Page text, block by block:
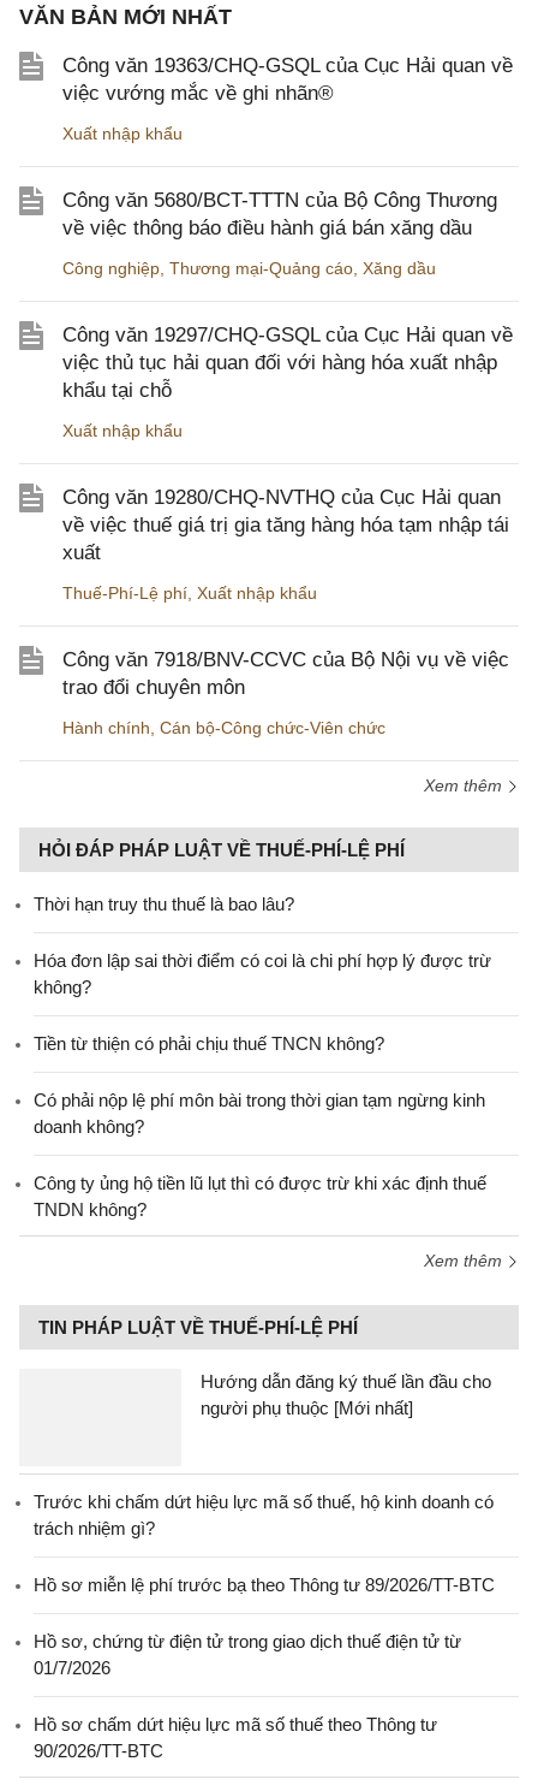
VĂN BẢN MỚI NHẤT
Công văn 19363/CHQ-GSQL của Cục Hải quan về
việc vướng mắc về ghi nhãn®
Xuất nhập khẩu
Công văn 5680/BCT-TTTN của Bộ Công Thương
về việc thông báo điều hành giá bán xăng dầu
Công nghiệp Thương mại-Quảng cáo Xăng dầu
Công văn 19297/CHQ-GSQL của Cục Hải quan về
việc thủ tục hải quan đối với hàng hóa xuất nhập
khẩu tại chỗ
Xuất nhập khẩu
Công văn 19280/CHQ-NVTHQ của Cục Hải quan
về việc thuế giá trị gia tăng hàng hóa tạm nhập tái
xuất
Thuế-Phí-Lệ phí Xuất nhập khẩu
Công văn 7918/BNV-CCVC của Bộ Nội vụ về việc
trao đổi chuyên môn
Hành chính Cán bộ-Công chức-Viên chức
Xem thêm
HỎI ĐÁP PHÁP LUẬT VỀ THUẾ-PHÍ-LỆ PHÍ
Thời hạn truy thu thuế là bao lâu?
Hóa đơn lập sai thời điểm có coi là chi phí hợp lý được trừ
không?
Tiền từ thiện có phải chịu thuế TNCN không?
Có phải nộp lệ phí môn bài trong thời gian tạm ngừng kinh
doanh không?
Công ty ủng hộ tiền lũ lụt thì có được trừ khi xác định thuế
TNDN không?
Xem thêm
TIN PHÁP LUẬT VỀ THUẾ-PHÍ-LỆ PHÍ
Hướng dẫn đăng ký thuế lần đầu cho
người phụ thuộc [Mới nhất]
Trước khi chấm dứt hiệu lực mã số thuế, hộ kinh doanh có
trách nhiệm gì?
Hồ sơ miễn lệ phí trước bạ theo Thông tư 89/2026/TT-BTC
Hồ sơ, chứng từ điện tử trong giao dịch thuế điện tử từ
01/7/2026
Hồ sơ chấm dứt hiệu lực mã số thuế theo Thông tư
90/2026/TT-BTC